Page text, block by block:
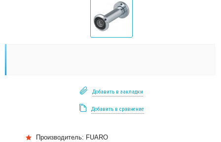
Добавить в закладки
Добавить в сравнение
Производитель: FUARO